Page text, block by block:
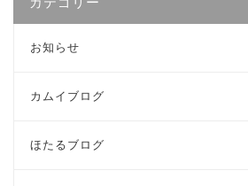
お知らせ
カムイブログ
ほたるブログ